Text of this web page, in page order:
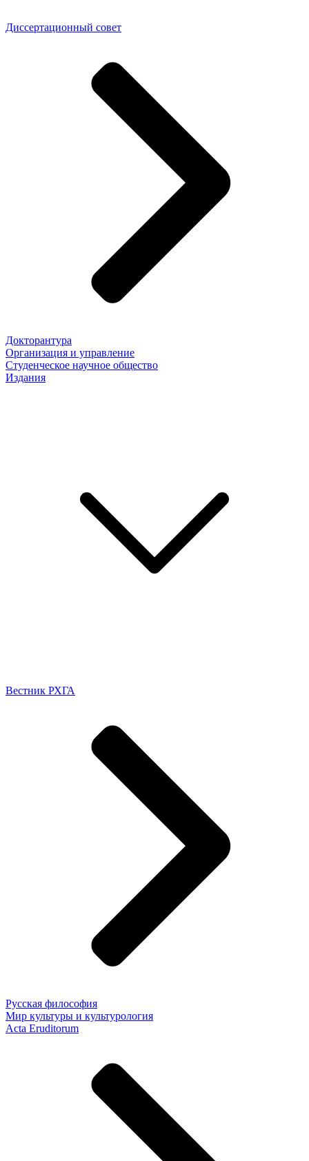
Диссертационный совет
Докторантура
Организация и управление
Студенческое научное общество
Издания
Вестник РХГА
Русская философия
Мир культуры и культурология
Acta Eruditorum